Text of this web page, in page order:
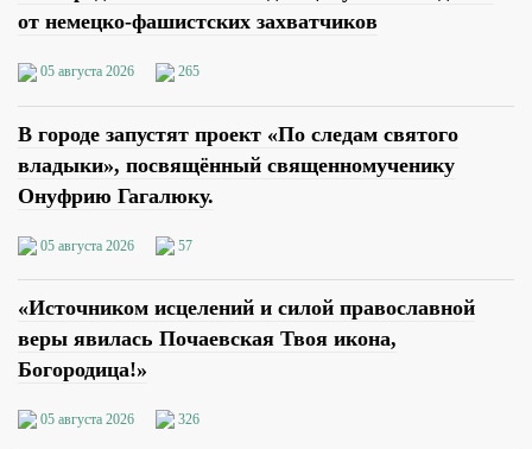
от немецко-фашистских захватчиков
05 августа 2026 265
В городе запустят проект «По следам святого
владыки», посвящённый священномученику
Онуфрию Гагалюку.
05 августа 2026 57
«Источником исцелений и силой православной
веры явилась Почаевская Твоя икона,
Богородица!»
05 августа 2026 326